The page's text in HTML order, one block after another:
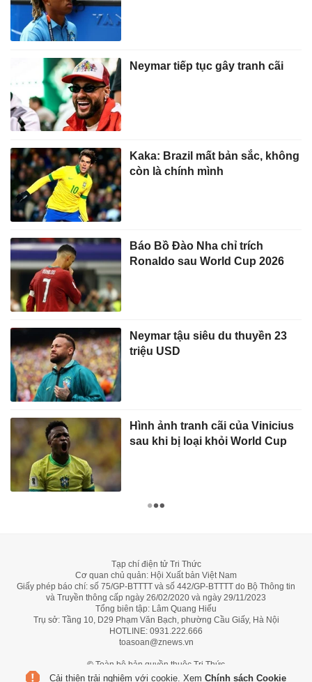
Neymar tiếp tục gây tranh cãi
Kaka: Brazil mất bản sắc, không
còn là chính mình
Báo Bồ Đào Nha chỉ trích
Ronaldo sau World Cup 2026
Neymar tậu siêu du thuyền 23
triệu USD
Hình ảnh tranh cãi của Vinicius
sau khi bị loại khỏi World Cup
Tạp chí điện tử Tri Thức
Cơ quan chủ quản: Hội Xuất bản Việt Nam
Giấy phép báo chí: số 75/GP-BTTTT và số 442/GP-BTTTT do Bộ Thông tin
và Truyền thông cấp ngày 26/02/2020 và ngày 29/11/2023
Tổng biên tập: Lâm Quang Hiếu
Trụ sở: Tầng 10, D29 Phạm Văn Bạch, phường Cầu Giấy, Hà Nội
HOTLINE: 0931.222.666
toasoan@znews.vn
© Toàn bộ bản quyền thuộc Tri Thức
Cải thiện trải nghiệm với cookie. Xem Chính sách Cookie